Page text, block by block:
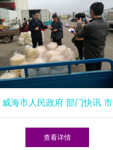
威海市人民政府 部门快讯 市
食品药品监管局二次突击检查
查看详情